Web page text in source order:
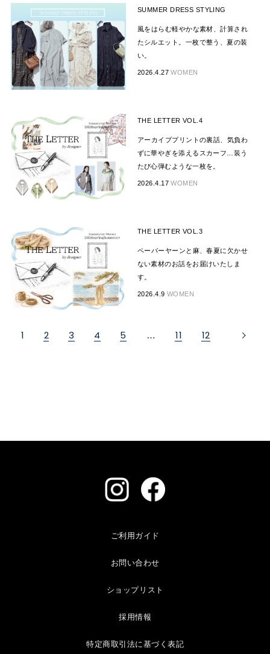
SUMMER DRESS STYLING
風をはらむ軽やかな素材、計算され
たシルエット。一枚で整う、夏の装
い。
2026.4.27WOMEN
THE LETTER VOL.4
アーカイブプリントの裏話、気負わ
ずに華やぎを添えるスカーフ…装う
たび心弾むような一枚を。
2026.4.17WOMEN
THE LETTER VOL.3
ペーパーヤーンと麻、春夏に欠かせ
ない素材のお話をお届けいたしま
す。
2026.4.9 WOMEN
1 2 3 4 5 … 11 12
ご利用ガイド
お問い合わせ
ショップリスト
採用情報
特定商取引法に基づく表記